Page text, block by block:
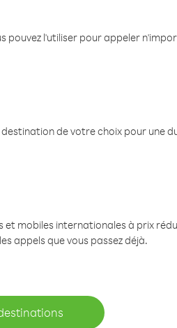
l'utiliser pour appeler
de votre choix pour une
et mobiles internationales à prix
appels que vous passez déjà.